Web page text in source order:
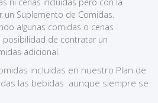
Suplemento de Comidas.
algunas comidas o cenas
posibilidad de contratar un
adicional.
incluidas en nuestro Plan de
las bebidas aunque siempre se